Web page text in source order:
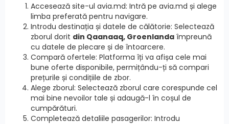
Accesează site-ul avia.md: Intră pe avia.md și alege
limba preferată pentru navigare.
Introdu destinația și datele de călătorie: Selectează
zborul dorit din Qaanaaq, Groenlanda împreună
cu datele de plecare și de întoarcere.
Compară ofertele: Platforma îți va afișa cele mai
bune oferte disponibile, permițându-ți să compari
prețurile și condițiile de zbor.
Alege zborul: Selectează zborul care corespunde cel
mai bine nevoilor tale și adaugă-l în coșul de
cumpărături.
Completează detaliile pasagerilor: Introdu